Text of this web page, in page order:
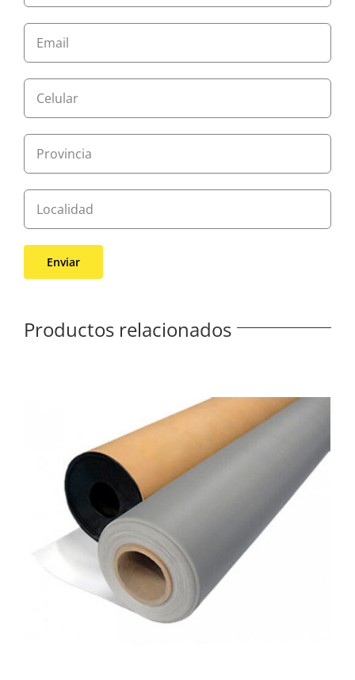
Productos relacionados